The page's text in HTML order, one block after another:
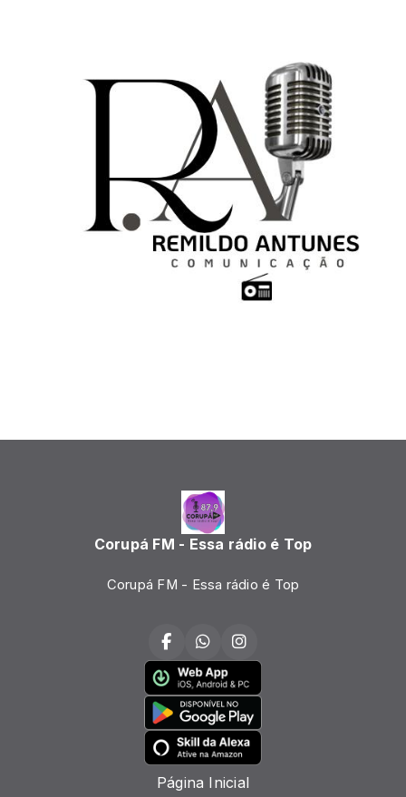
Corupá FM - Essa rádio é Top
Corupá FM - Essa rádio é Top
Página Inicial